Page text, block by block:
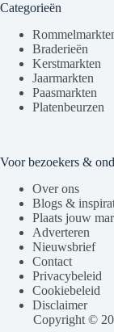
Categorieën
Braderieën
Kerstmarkten
Jaarmarkten
Paasmarkten
Platenbeurzen
Voor bezoekers &
Over ons
Blogs &
Plaats jouw
Adverteren
Nieuwsbrief
Contact
Privacybeleid
Cookiebeleid
Disclaimer
Copyright ©